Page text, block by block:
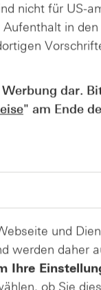
im
und
2026?
nicht für US-
in
dar.
" am Ende
und
werden daher
Ihre
ob Sie